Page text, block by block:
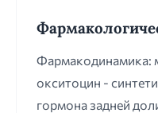
Фармакодинамика:
окситоцин -
гормона задней